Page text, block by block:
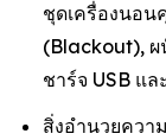
ชุดเครื่องนอน
(Blackout), ผ
ชาร์จ USB แ
สิ่งอำนวยควา